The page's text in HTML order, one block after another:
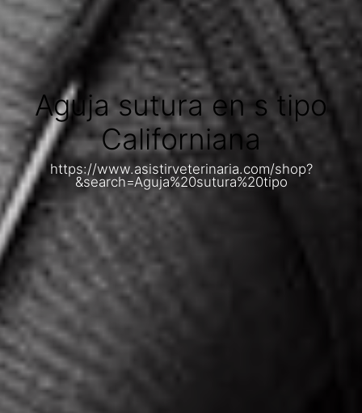
Aguja sutura en s tipo
Californiana
https://www.asistirveterinaria.com/shop?
&search=Aguja%20sutura%20tipo